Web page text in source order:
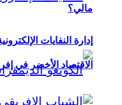
مالي؟
إدارة النفايات
الاقتصاد الأخضر في